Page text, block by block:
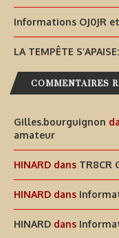
Informations OJ0JR
LA TEMPÊTE S’APAISE:
COMMENTAIRES
Gilles.bourguignon
amateur
HINARD dans TR8CR
HINARD dans
HINARD dans